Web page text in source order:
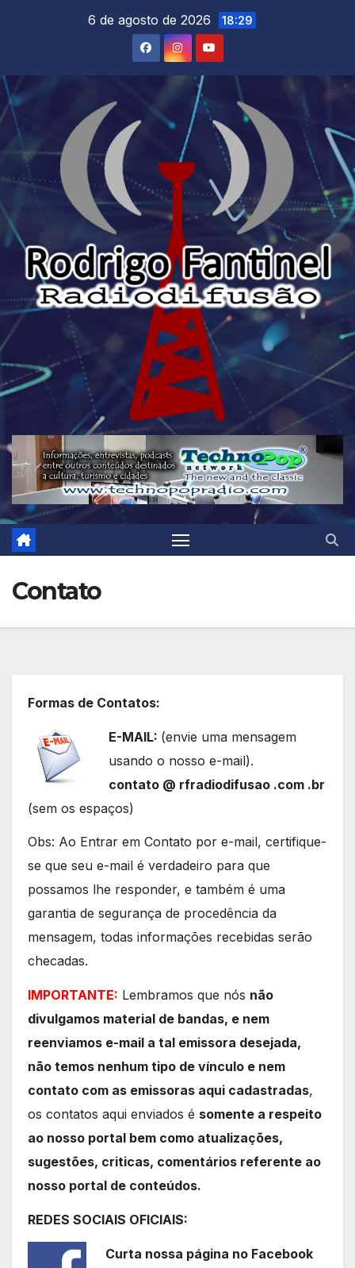
6 de agosto de 2026 18:29
Contato
Formas de Contatos:
E-MAIL: (envie uma mensagem
usando o nosso e-mail).
contato @ rfradiodifusao .com .br
(sem os espaços)
Obs: Ao Entrar em Contato por e-mail, certifique-
se que seu e-mail é verdadeiro para que
possamos lhe responder, e também é uma
garantia de segurança de procedência da
mensagem, todas informações recebidas serão
checadas.
IMPORTANTE: Lembramos que nós não
divulgamos material de bandas, e nem
reenviamos e-mail a tal emissora desejada,
não temos nenhum tipo de vínculo e nem
contato com as emissoras aqui cadastradas,
os contatos aqui enviados é somente a respeito
ao nosso portal bem como atualizações,
sugestões, criticas, comentários referente ao
nosso portal de conteúdos.
REDES SOCIAIS OFICIAIS:
Curta nossa página no Facebook